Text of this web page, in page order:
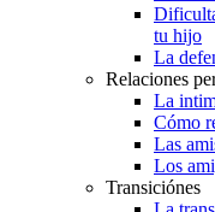
tu hijo
La
Relaciones
La
Cómo
Las
Los
Transiciónes